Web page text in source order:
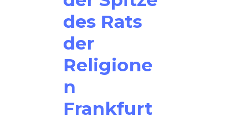
des Rats
der
Religione
n
Frankfurt